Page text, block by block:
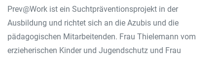
Prev@Work ist ein Suchtpräventionsprojekt in der
Ausbildung und richtet sich an die Azubis und die
pädagogischen Mitarbeitenden. Frau Thielemann vom
erzieherischen Kinder und Jugendschutz und Frau